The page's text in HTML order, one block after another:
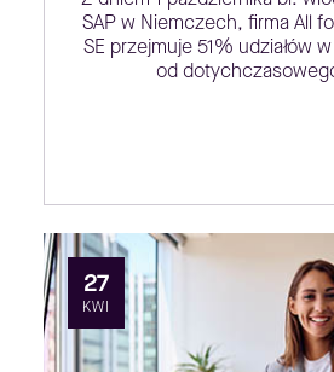
SAP w Niemczech, firma All
SE przejmuje 51% udziałów
od
27
KWI